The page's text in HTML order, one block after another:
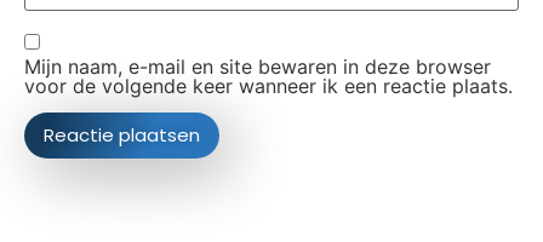
Mijn naam, e-mail en site bewaren in deze browser
voor de volgende keer wanneer ik een reactie plaats.